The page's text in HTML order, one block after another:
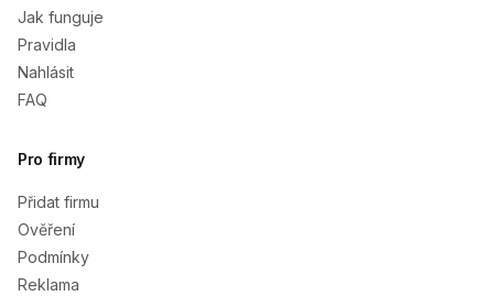
Jak funguje
Pravidla
Nahlásit
FAQ
Pro firmy
Přidat firmu
Ověření
Podmínky
Reklama